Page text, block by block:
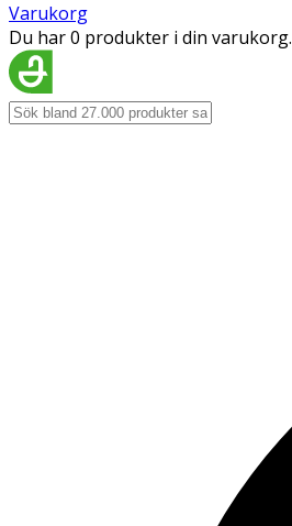
Varukorg
Du har 0 produkter i din varukorg.